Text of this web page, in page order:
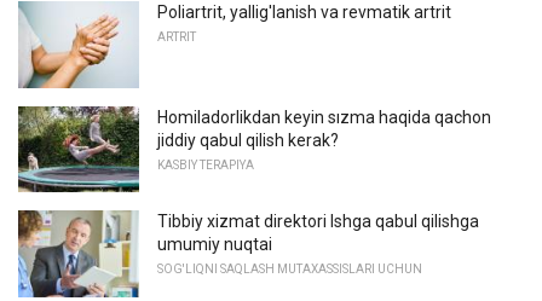
Poliartrit, yallig'lanish va revmatik artrit
ARTRIT
Homiladorlikdan keyin sızma haqida qachon
jiddiy qabul qilish kerak?
KASBIY TERAPIYA
Tibbiy xizmat direktori Ishga qabul qilishga
umumiy nuqtai
SOG'LIQNI SAQLASH MUTAXASSISLARI UCHUN